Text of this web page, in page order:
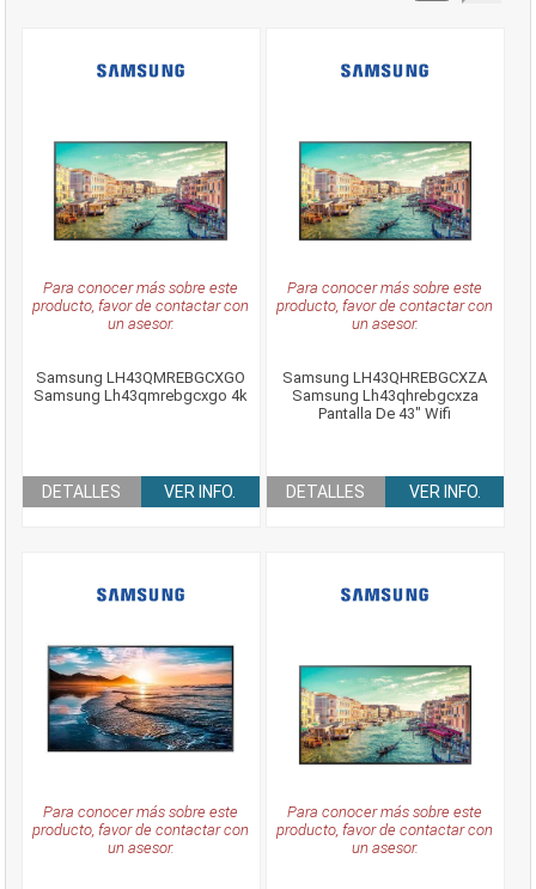
Para conocer más sobre este
producto, favor de contactar con
un asesor.
Samsung LH43QMREBGCXGO
Samsung Lh43qmrebgcxgo 4k
DETALLES VER INFO.
Para conocer más sobre este
producto, favor de contactar con
un asesor.
Samsung LH43QHREBGCXZA
Samsung Lh43qhrebgcxza
Pantalla De 43" Wifi
DETALLES VER INFO.
Para conocer más sobre este
producto, favor de contactar con
un asesor.
Para conocer más sobre este
producto, favor de contactar con
un asesor.